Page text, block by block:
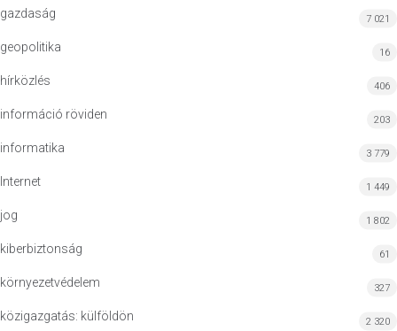
gazdaság 7 021
geopolitika 16
hírközlés 406
információ röviden 203
informatika 3 779
Internet 1 449
jog 1 802
kiberbiztonság 61
környezetvédelem 327
közigazgatás: külföldön 2 320